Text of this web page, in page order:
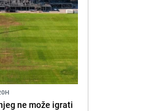
ne može igrati